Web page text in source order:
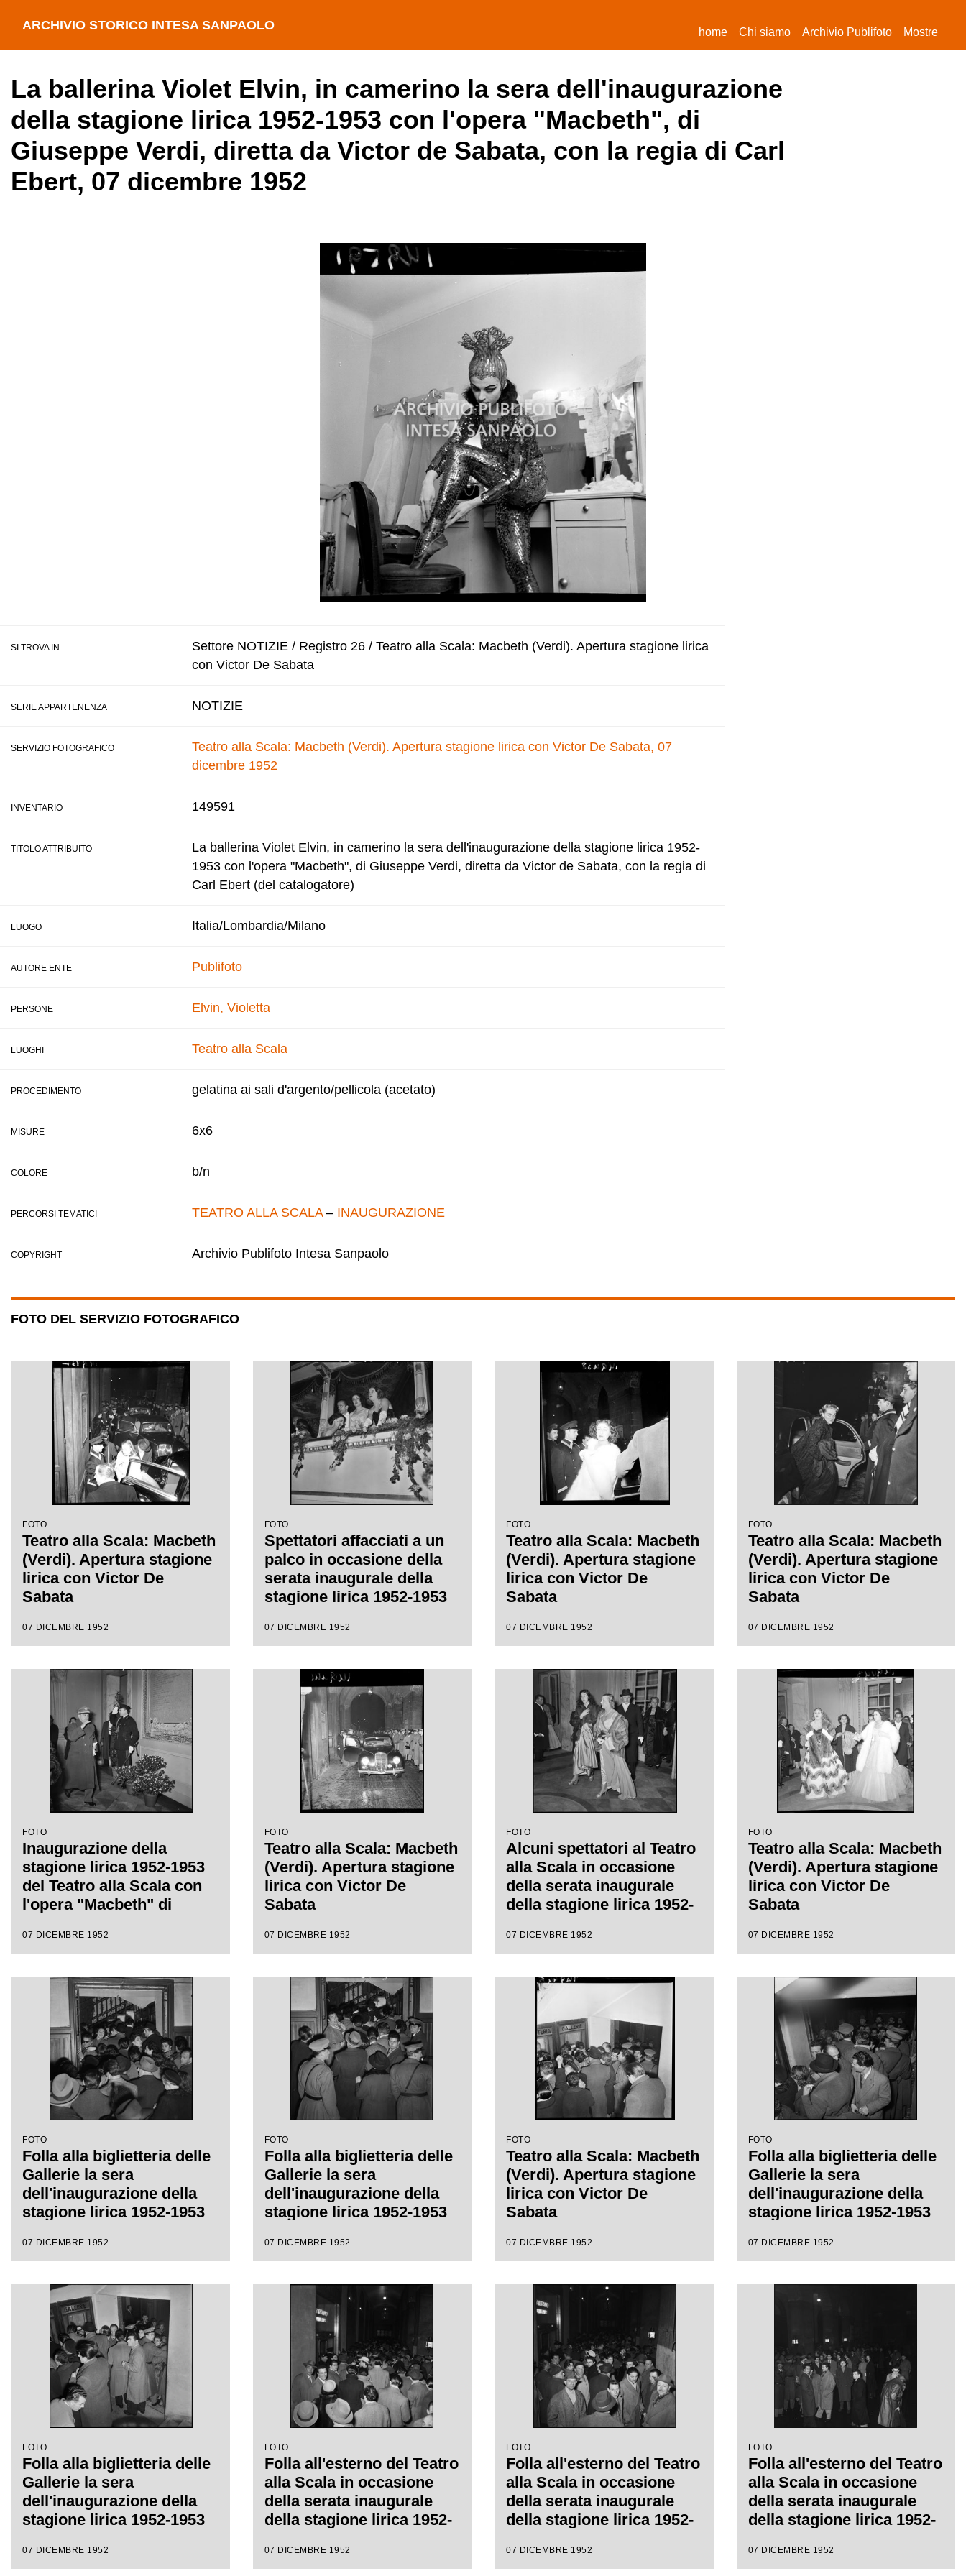
ARCHIVIO STORICO INTESA SANPAOLO home(current)
Chi siamo Archivio Publifoto Mostre
La ballerina Violet Elvin, in camerino la sera dell'inaugurazione
della stagione lirica 1952-1953 con l'opera "Macbeth", di
Giuseppe Verdi, diretta da Victor de Sabata, con la regia di Carl
Ebert, 07 dicembre 1952
SI TROVA IN
Settore NOTIZIE / Registro 26 / Teatro alla Scala: Macbeth (Verdi). Apertura stagione lirica
con Victor De Sabata
SERIE APPARTENENZA NOTIZIE
SERVIZIO FOTOGRAFICO
Teatro alla Scala: Macbeth (Verdi). Apertura stagione lirica con Victor De Sabata, 07
dicembre 1952
INVENTARIO 149591
TITOLO ATTRIBUITO
La ballerina Violet Elvin, in camerino la sera dell'inaugurazione della stagione lirica 1952-
1953 con l'opera "Macbeth", di Giuseppe Verdi, diretta da Victor de Sabata, con la regia di
Carl Ebert (del catalogatore)
LUOGO Italia/Lombardia/Milano
AUTORE ENTE Publifoto
PERSONE Elvin, Violetta
LUOGHI Teatro alla Scala
PROCEDIMENTO gelatina ai sali d'argento/pellicola (acetato)
MISURE 6x6
COLORE b/n
PERCORSI TEMATICI TEATRO ALLA SCALA– INAUGURAZIONE
COPYRIGHT Archivio Publifoto Intesa Sanpaolo
FOTO DEL SERVIZIO FOTOGRAFICO
FOTO
Teatro alla Scala: Macbeth
(Verdi). Apertura stagione
lirica con Victor De
Sabata
07 DICEMBRE 1952
FOTO
Spettatori affacciati a un
palco in occasione della
serata inaugurale della
stagione lirica 1952-1953
l'opera "Macbeth", di
Victor de Sabata, con la
regia di Carl Ebert
07 DICEMBRE 1952
FOTO
Teatro alla Scala: Macbeth
(Verdi). Apertura stagione
lirica con Victor De
Sabata
07 DICEMBRE 1952
FOTO
Teatro alla Scala: Macbeth
(Verdi). Apertura stagione
lirica con Victor De
Sabata
07 DICEMBRE 1952
FOTO
Inaugurazione della
stagione lirica 1952-1953
del Teatro alla Scala con
l'opera "Macbeth" di
Victor de Sabata, con la
07 DICEMBRE 1952
FOTO
Teatro alla Scala: Macbeth
(Verdi). Apertura stagione
lirica con Victor De
Sabata
07 DICEMBRE 1952
FOTO
Alcuni spettatori al Teatro
alla Scala in occasione
della serata inaugurale
della stagione lirica 1952-
"Macbeth" di Giuseppe
Sabata, con la regia di
Carl Ebert
07 DICEMBRE 1952
FOTO
Teatro alla Scala: Macbeth
(Verdi). Apertura stagione
lirica con Victor De
Sabata
07 DICEMBRE 1952
FOTO
Folla alla biglietteria delle
Gallerie la sera
dell'inaugurazione della
stagione lirica 1952-1953
l'opera "Macbeth", di
Victor de Sabata, con la
regia di Carl Ebert
07 DICEMBRE 1952
FOTO
Folla alla biglietteria delle
Gallerie la sera
dell'inaugurazione della
stagione lirica 1952-1953
l'opera "Macbeth", di
Victor de Sabata, con la
regia di Carl Ebert
07 DICEMBRE 1952
FOTO
Teatro alla Scala: Macbeth
(Verdi). Apertura stagione
lirica con Victor De
Sabata
07 DICEMBRE 1952
FOTO
Folla alla biglietteria delle
Gallerie la sera
dell'inaugurazione della
stagione lirica 1952-1953
l'opera "Macbeth", di
Victor de Sabata, con la
regia di Carl Ebert
07 DICEMBRE 1952
FOTO
Folla alla biglietteria delle
Gallerie la sera
dell'inaugurazione della
stagione lirica 1952-1953
l'opera "Macbeth", di
07 DICEMBRE 1952
FOTO
Folla all'esterno del Teatro
alla Scala in occasione
della serata inaugurale
della stagione lirica 1952-
"Macbeth" di Giuseppe
07 DICEMBRE 1952
FOTO
Folla all'esterno del Teatro
alla Scala in occasione
della serata inaugurale
della stagione lirica 1952-
"Macbeth" di Giuseppe
07 DICEMBRE 1952
FOTO
Folla all'esterno del Teatro
alla Scala in occasione
della serata inaugurale
della stagione lirica 1952-
"Macbeth" di Giuseppe
07 DICEMBRE 1952